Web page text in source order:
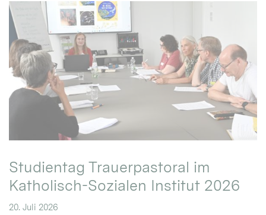
Studientag Trauerpastoral im
Katholisch-Sozialen Institut 2026
20. Juli 2026